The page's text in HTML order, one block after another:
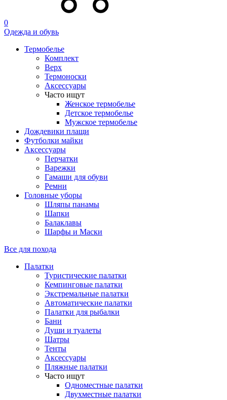
0
Одежда и обувь
Термобелье
Комплект
Верх
Термоноски
Аксессуары
Часто ищут
Женское термобелье
Детское термобелье
Мужское термобелье
Дождевики плащи
Футболки майки
Аксессуары
Перчатки
Варежки
Гамаши для обуви
Ремни
Головные уборы
Шляпы панамы
Шапки
Балаклавы
Шарфы и Маски
Все для похода
Палатки
Туристические палатки
Кемпинговые палатки
Экстремальные палатки
Автоматические палатки
Палатки для рыбалки
Бани
Души и туалеты
Шатры
Тенты
Аксессуары
Пляжные палатки
Часто ищут
Одноместные палатки
Двухместные палатки